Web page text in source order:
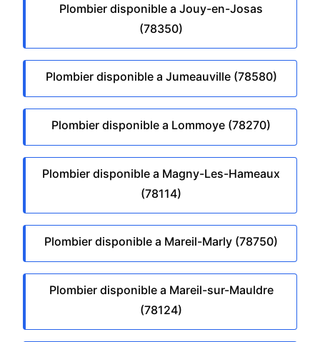
Plombier disponible a Jouy-en-Josas
(78350)
Plombier disponible a Jumeauville (78580)
Plombier disponible a Lommoye (78270)
Plombier disponible a Magny-Les-Hameaux
(78114)
Plombier disponible a Mareil-Marly (78750)
Plombier disponible a Mareil-sur-Mauldre
(78124)